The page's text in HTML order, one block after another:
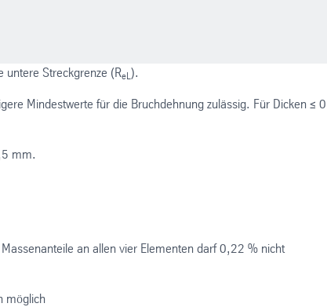
untere Streckgrenze (ReL).
Mindestwerte für die Bruchdehnung zulässig. Für Dicken ≤
mm.
an allen vier Elementen darf 0,22 % nicht
möglich